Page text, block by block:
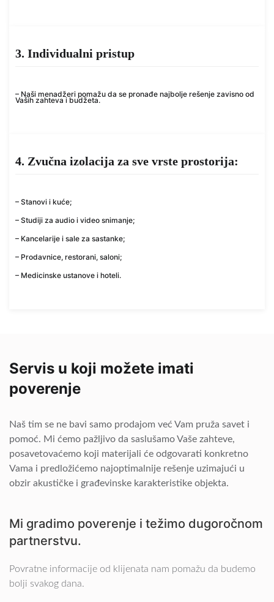
3. Individualni pristup
– Naši menadžeri pomažu da se pronađe najbolje rešenje zavisno od
Vaših zahteva i budžeta.
4. Zvučna izolacija za sve vrste prostorija:
– Stanovi i kuće;
– Studiji za audio i video snimanje;
– Kancelarije i sale za sastanke;
– Prodavnice, restorani, saloni;
– Medicinske ustanove i hoteli.
Servis u koji možete imati
poverenje
Naš tim se ne bavi samo prodajom već Vam pruža savet i
pomoć. Mi ćemo pažljivo da saslušamo Vaše zahteve,
posavetovaćemo koji materijali će odgovarati konkretno
Vama i predložićemo najoptimalnije rešenje uzimajući u
obzir akustičke i građevinske karakteristike objekta.
Mi gradimo poverenje i težimo dugoročnom
partnerstvu.
Povratne informacije od klijenata nam pomažu da budemo
bolji svakog dana.